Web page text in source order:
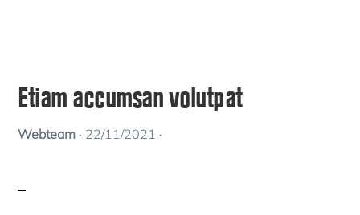
Etiam accumsan volutpat
Webteam · 22/11/2021 ·